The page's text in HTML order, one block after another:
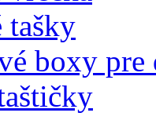
tašky
boxy pre